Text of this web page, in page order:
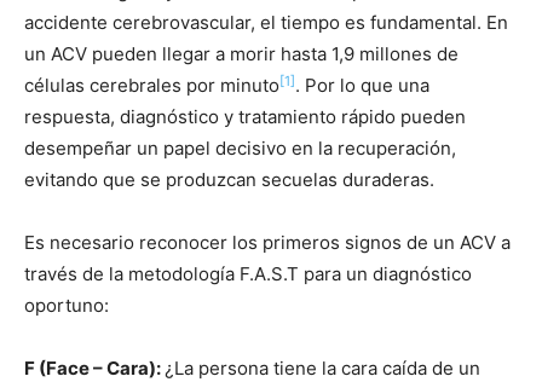
accidente cerebrovascular, el tiempo es fundamental. En
un ACV pueden llegar a morir hasta 1,9 millones de
células cerebrales por minuto[1]. Por lo que una
respuesta, diagnóstico y tratamiento rápido pueden
desempeñar un papel decisivo en la recuperación,
evitando que se produzcan secuelas duraderas.
Es necesario reconocer los primeros signos de un ACV a
través de la metodología F.A.S.T para un diagnóstico
oportuno:
F (Face – Cara):¿La persona tiene la cara caída de un